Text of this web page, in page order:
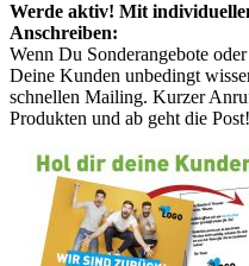
Werde aktiv! Mit
Anschreiben:
Wenn Du Sonderangebote
Deine Kunden unbedingt
schnellen Mailing. Kurzer
Produkten und ab geht die Post!